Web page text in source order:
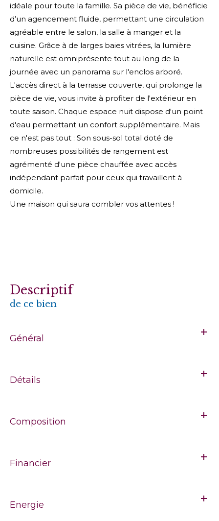
idéale pour toute la famille. Sa pièce de vie, bénéficie
d’un agencement fluide, permettant une circulation
agréable entre le salon, la salle à manger et la
cuisine. Grâce à de larges baies vitrées, la lumière
naturelle est omniprésente tout au long de la
journée avec un panorama sur l'enclos arboré.
L'accès direct à la terrasse couverte, qui prolonge la
pièce de vie, vous invite à profiter de l'extérieur en
toute saison. Chaque espace nuit dispose d'un point
d'eau permettant un confort supplémentaire. Mais
ce n'est pas tout : Son sous-sol total doté de
nombreuses possibilités de rangement est
agrémenté d'une pièce chauffée avec accès
indépendant parfait pour ceux qui travaillent à
domicile.
Une maison qui saura combler vos attentes !
descriptif
de ce bien
Général
Détails
Composition
Financier
Energie